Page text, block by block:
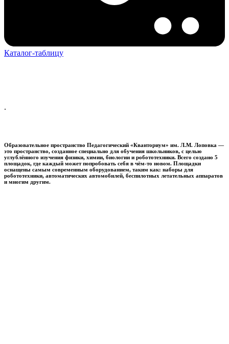
Каталог-таблицу
.
Образовательное пространство Педагогический «Кванториум» им. Л.М. Лоповка —
это пространство, созданное специально для обучения школьников, с целью
углублённого изучения физики, химии, биологии и робототехники. Всего создано 5
площадок, где каждый может попробовать себя в чём-то новом. Площадки
оснащены самым современным оборудованием, таким как: наборы для
робототехники, автоматических автомобилей, беспилотных летательных аппаратов
и многим другим.